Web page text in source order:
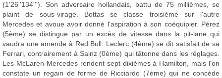
(1'26''134'''). Son adversaire hollandais, battu de 75 millièmes, se
plaint de sous-virage. Bottas se classe troisième sur l'autre
Mercedes et avoue avoir donné l'aspiration à son coéquipier. Pérez
(5ème) se distingue par un excès de vitesse dans la pit-lane qui
vaudra une amende à Red Bull. Leclerc (4ème) se dit satisfait de sa
Ferrari, contrairement à Sainz (0ème) qui tâtonne dans les réglages.
Les McLaren-Mercedes rendent sept dixièmes à Hamilton, mais l'on
constate un regain de forme de Ricciardo (7ème) qui ne concède